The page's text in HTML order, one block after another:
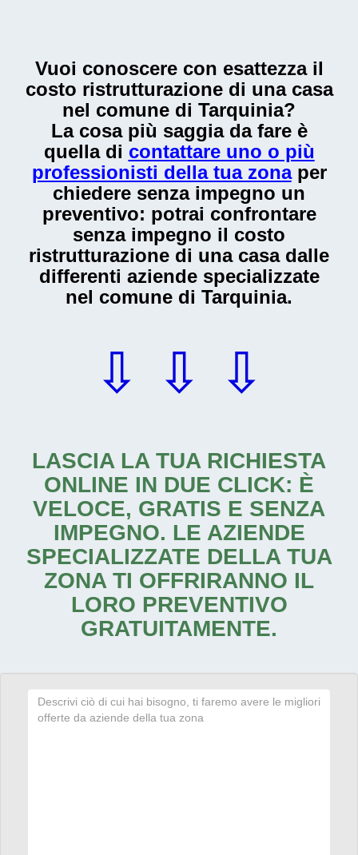
Vuoi conoscere con esattezza il
costo ristrutturazione di una casa
nel comune di Tarquinia?
La cosa più saggia da fare è
quella di contattare uno o più
professionisti della tua zonaper
chiedere senza impegno un
preventivo: potrai confrontare
senza impegno il costo
ristrutturazione di una casadalle
differenti aziende specializzate
nel comune di Tarquinia.
⇩ ⇩ ⇩
LASCIA LA TUA RICHIESTA
ONLINE IN DUE CLICK: È
VELOCE, GRATIS E SENZA
IMPEGNO. LE AZIENDE
SPECIALIZZATE DELLA TUA
ZONA TI OFFRIRANNO IL
LORO PREVENTIVO
GRATUITAMENTE.